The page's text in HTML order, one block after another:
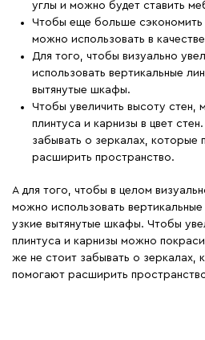
углы и можно будет ставить
Чтобы еще больше сэкономить
можно использовать в
Для того, чтобы визуально
использовать вертикальные
вытянутые шкафы.
Чтобы увеличить высоту стен,
плинтуса и карнизы в цвет
забывать о зеркалах, которые
расширить пространство.
А для того, чтобы в целом
можно использовать
узкие вытянутые шкафы. Чтобы
плинтуса и карнизы можно
же не стоит забывать о зеркалах,
помогают расширить